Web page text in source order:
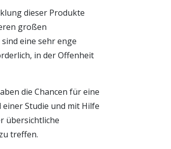
dieser Produkte
großen
eine sehr enge
in der Offenheit
die Chancen für eine
Studie und mit Hilfe
übersichtliche
treffen.